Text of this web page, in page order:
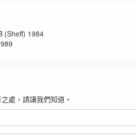
(Sheff) 1984
處，請讓我們知道。